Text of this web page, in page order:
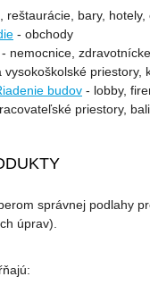
reštaurácie, bary, hotely,
- obchody
nemocnice,
vysokoškolské priestory,
budov - lobby,
priestory,
správnej podlahy
úprav).